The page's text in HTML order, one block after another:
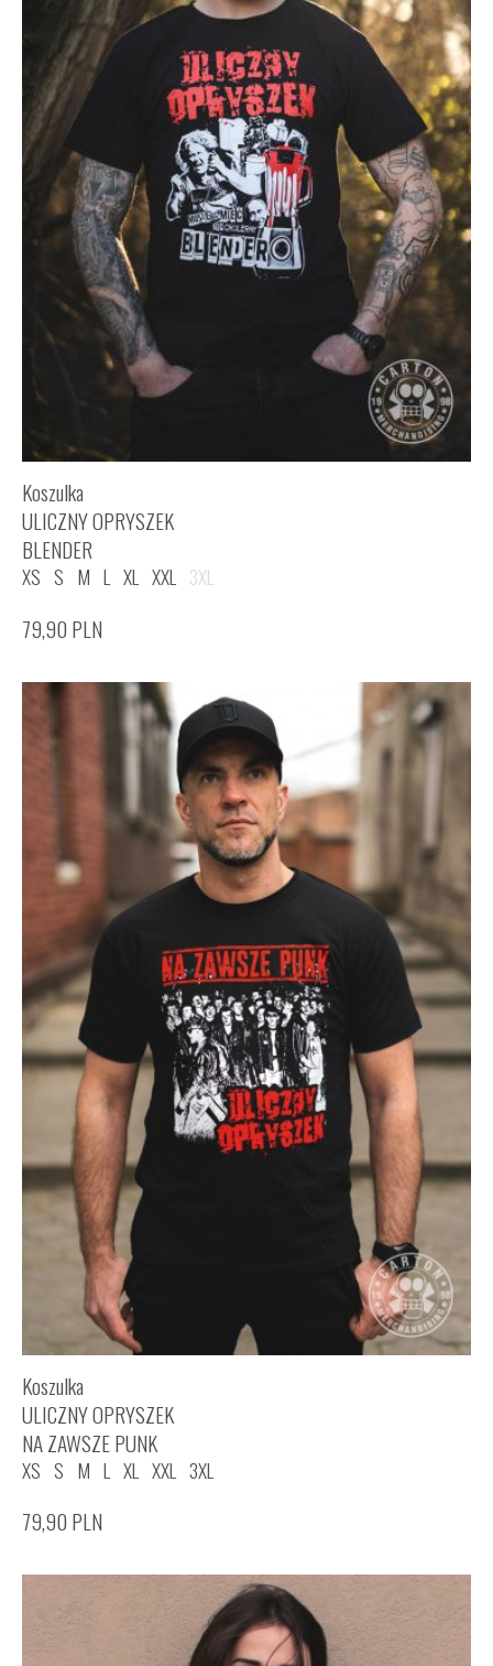
Koszulka
ULICZNY OPRYSZEK
BLENDER
XS S M L XL XXL 3XL
79,90 PLN
Koszulka
ULICZNY OPRYSZEK
NA ZAWSZE PUNK
XS S M L XL XXL 3XL
79,90 PLN